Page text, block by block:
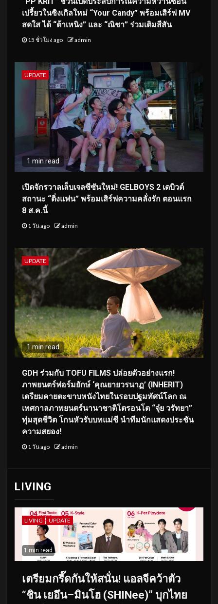
เปรี้ยวในซิงเกิลใหม่ “Your Candy” พร้อมเสิร์ฟ MV
สดใส ได้ “ต้าเหนิง” และ “ณิชา” ร่วมเติมสีสัน
15 ชั่วโมง ago admin
UPDATE
1 min read
เปิดจักรวาลเล็บเจลซีซันใหม่! GELBOYS 2 เดบิวต์
สถานะ “ติ่งแฟน” พร้อมเสิร์ฟความคลั่งรัก ตอนแรก
8 ส.ค.นี้
1 วัน ago admin
UPDATE
1 min read
GDH ร่วมกับ TOFU FILMS ปล่อยตัวอย่างแรก!
ภาพยนตร์ฟอร์มยักษ์ ‘คุณยายวรนาฏ’ (INHERIT)
เตรียมคายตะขาบหนังไทยในรอบปฐมทัศน์โลก ณ
เทศกาลภาพยนตร์นานาชาติโตรอนโต “จุ๋ย วรัทยา”
ทุ่มสุดชีวิต โกนหัวรับบทแม่ชี นำทีมนักแสดงประชัน
ความสยอง!
1 วัน ago admin
LIVING
LIVING UPDATE
1 min read
เตรียมกรี๊ดกันให้สนั่น! แอลจีคว้าตัว
“ชิน เยอึน–มินโฮ (SHINee)” บุกไทย